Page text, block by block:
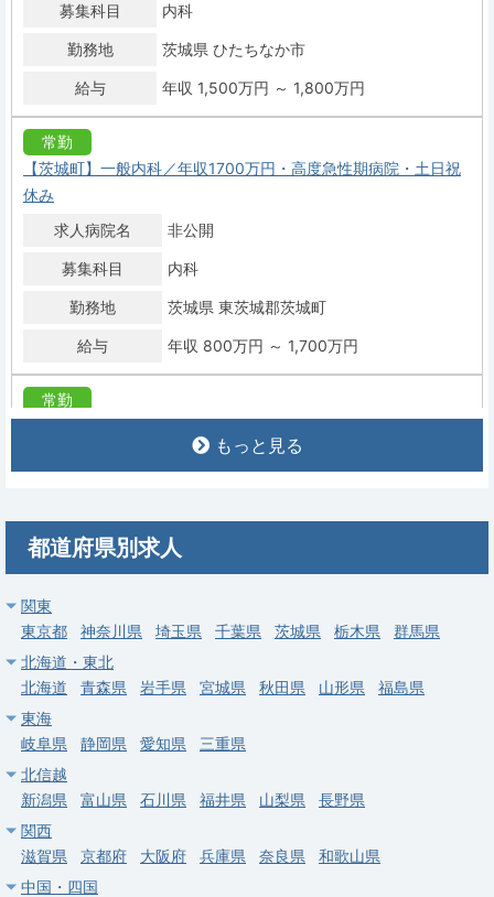
募集科目 内科
勤務地 茨城県 ひたちなか市
給与 年収 1,500万円 ～ 1,800万円
常勤
【茨城町】一般内科／年収1700万円・高度急性期病院・土日祝
休み
求人病院名
非公開
募集科目 内科
勤務地 茨城県 東茨城郡茨城町
給与 年収 800万円 ～ 1,700万円
常勤
求人病院名
社会福祉法人 愛正会 愛正会記念 茨城福祉医療
募集科目 内科
勤務地 茨城県 水戸市
常勤
【筑西市】一般内科／週4・5日／当直なし可／高額年収（年
俸〜1,980万円）
求人病院名
社会医療法人恒貴会 協和中央病院
募集科目
給与 年収 1,400万円 ～ 1,980万円
もっと見る
都道府県別求人
関東
東京都
神奈川県 埼玉県 千葉県 茨城県 栃木県
群馬県
北海道・東北
北海道
青森県 岩手県 宮城県 秋田県 山形県
福島県
東海
岐阜県
静岡県 愛知県
三重県
北信越
新潟県
富山県 石川県 福井県 山梨県
長野県
関西
滋賀県
京都府 大阪府 兵庫県 奈良県
和歌山県
中国・四国